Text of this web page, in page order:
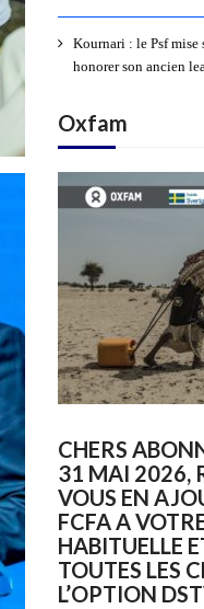
Kournari : le Psf mise
honorer son ancien
Oxfam
CHERS
31 MAI 2026,
VOUS EN
FCFA A
HABITUELLE
TOUTES LES
L’OPTION